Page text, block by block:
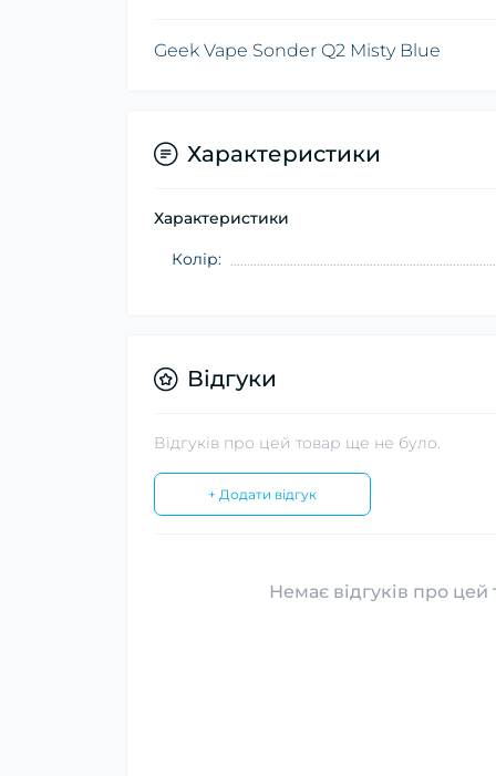
Geek Vape Sonder Q2 Misty Blue
Характеристики
Характеристики
Колір:
Відгуки
Відгуків про цей товар ще не було.
+ Додати відгук
Немає відгуків про цей